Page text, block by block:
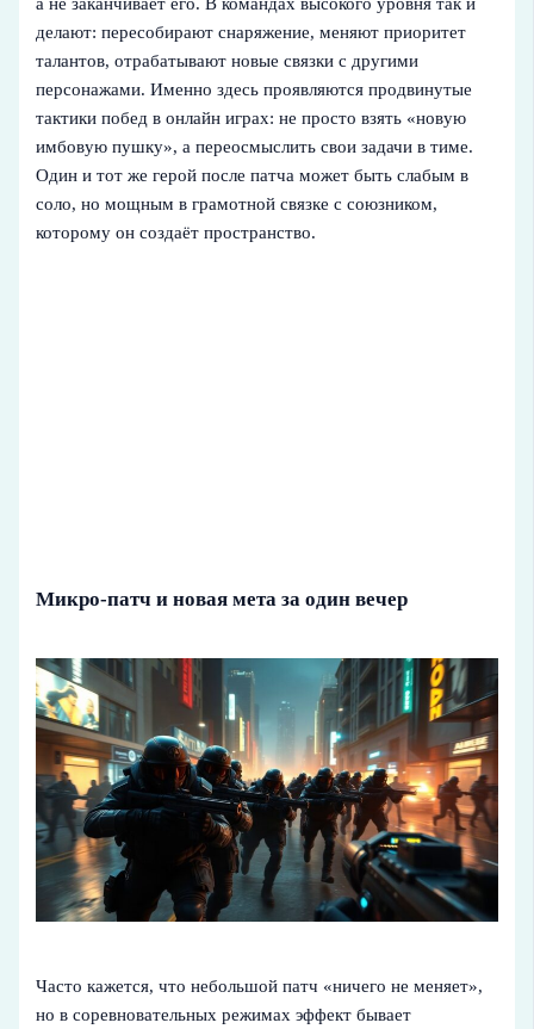
делают: пересобирают снаряжение, меняют приоритет
талантов, отрабатывают новые связки с другими
персонажами. Именно здесь проявляются продвинутые
тактики побед в онлайн играх: не просто взять «новую
имбовую пушку», а переосмыслить свои задачи в тиме.
Один и тот же герой после патча может быть слабым в
соло, но мощным в грамотной связке с союзником,
которому он создаёт пространство.
Микро‑патч и новая мета за один вечер
Часто кажется, что небольшой патч «ничего не меняет»,
но в соревновательных режимах эффект бывает